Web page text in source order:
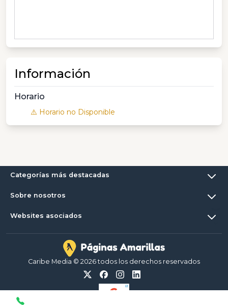
Información
Horario
⚠️ Horario no Disponible
Categorías más destacadas
Sobre nosotros
Websites asociados
Caribe Media © 2026 todos los derechos reservados